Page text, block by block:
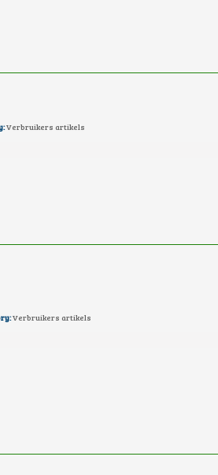
Verbruikers artikels
Verbruikers artikels